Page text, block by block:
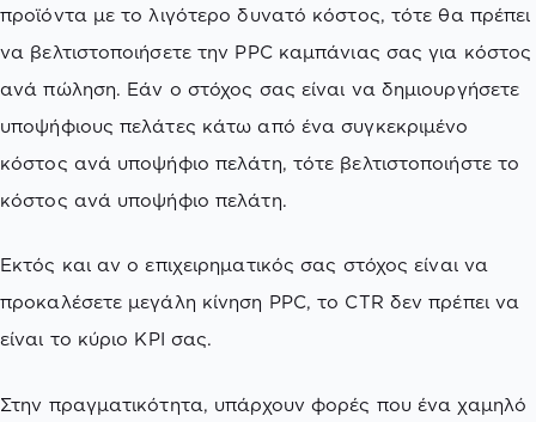
προϊόντα με το λιγότερο δυνατό κόστος, τότε θα πρέπει
να βελτιστοποιήσετε την PPC καμπάνιας σας για κόστος
ανά πώληση. Εάν ο στόχος σας είναι να δημιουργήσετε
υποψήφιους πελάτες κάτω από ένα συγκεκριμένο
κόστος ανά υποψήφιο πελάτη, τότε βελτιστοποιήστε το
κόστος ανά υποψήφιο πελάτη.
Εκτός και αν ο επιχειρηματικός σας στόχος είναι να
προκαλέσετε μεγάλη κίνηση PPC, το CTR δεν πρέπει να
είναι το κύριο KPI σας.
Στην πραγματικότητα, υπάρχουν φορές που ένα χαμηλό